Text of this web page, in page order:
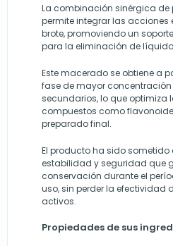
La combinación sinérgica
permite integrar las
brote, promoviendo un
para la eliminación de
Este macerado se obtiene a
fase de mayor
secundarios, lo que optimiza
compuestos como
preparado final.
El producto ha sido sometido
estabilidad y seguridad que
conservación durante el
uso, sin perder la efectividad
activos.
Propiedades de sus